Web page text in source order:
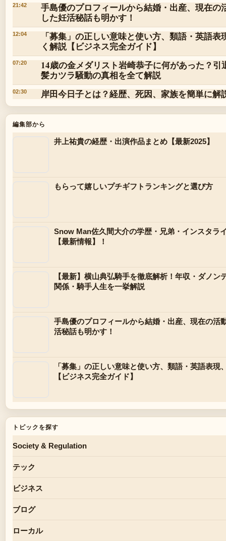
21:42
手島優のプロフィールから結婚・出産、現在
した妊活秘話も明かす！
12:04
「募集」の正しい意味と使い方、類語・英語
く解説【ビジネス完全ガイド】
07:20
14歳の金メダリスト岩崎恭子に何があった？
髪カツラ騒動の真相を全て解説
02:30 岸田今日子とは？経歴、死因、家族を簡単に解
編集部から
井上祐貴の経歴・出演作品まとめ【最新2025】
もらって嬉しいプチギフトランキングと選び方
Snow Man佐久間大介の学歴・兄弟・インスタラ
【最新情報】！
【最新】横山典弘騎手を徹底解析！年収・ダノ
関係・騎手人生を一挙解説
手島優のプロフィールから結婚・出産、現在の活
活秘話も明かす！
「募集」の正しい意味と使い方、類語・英語表
【ビジネス完全ガイド】
トピックを探す
Society & Regulation
テック
ビジネス
ブログ
ローカル